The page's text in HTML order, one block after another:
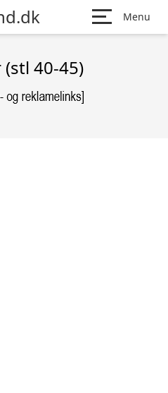
Menu
40-45)